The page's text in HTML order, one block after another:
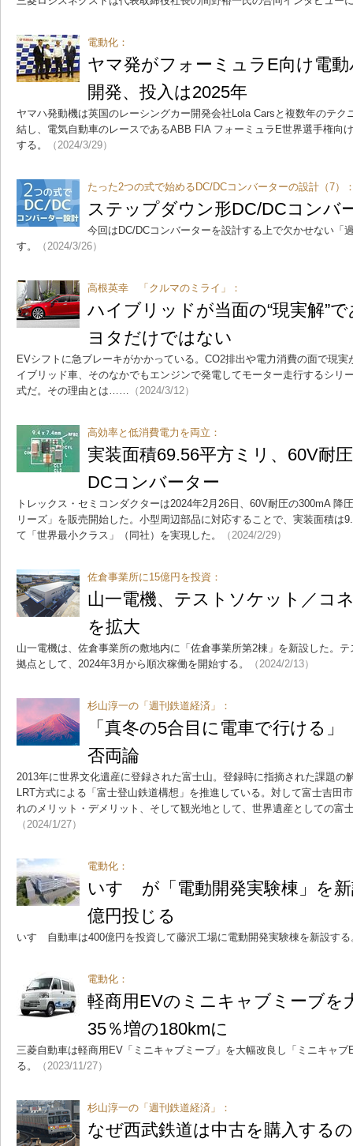
電動化：
ヤマ発がフォーミュラE向け電
開発、投入は2025年
ヤマハ発動機は英国のレーシングカー開発会社Lola Carsと複数年のテク
結し、電気自動車のレースであるABB FIA フォーミュラE世界選手権向
する。
（2024/3/29）
たった2つの式で始めるDC/DCコンバーターの設計（7）
ステップダウン形DC/DCコンバ
今回はDC/DCコンバーターを設計する上で欠かせない「
す。
（2024/3/26）
高根英幸 「クルマのミライ」：
ハイブリッドが当面の“現実解”
ヨタだけではない
EVシフトに急ブレーキがかかっている。CO2排出や電力消費の面で現
イブリッド車、そのなかでもエンジンで発電してモーター走行するシリ
式だ。その理由とは……
（2024/3/12）
高効率と低消費電力を両立：
実装面積69.56平方ミリ、60V耐
DCコンバーター
トレックス・セミコンダクターは2024年2月26日、60V耐圧の300mA 降
リーズ」を販売開始した。小型周辺部品に対応することで、実装面積は
て「世界最小クラス」（同社）を実現した。
（2024/2/29）
佐倉事業所に15億円を投資：
山一電機、テストソケット／コ
を拡大
山一電機は、佐倉事業所の敷地内に「佐倉事業所第2棟」を新設した。
拠点として、2024年3月から順次稼働を開始する。
（2024/2/13）
杉山淳一の「週刊鉄道経済」：
「真冬の5合目に電車で行ける
否両論
2013年に世界文化遺産に登録された富士山。登録時に指摘された課題の
LRT方式による「富士登山鉄道構想」を推進している。対して富士吉田
れのメリット・デメリット、そして観光地として、世界遺産としての富
（2024/1/27）
電動化：
いすゞが「電動開発実験棟」を
億円投じる
いすゞ自動車は400億円を投資して藤沢工場に電動開発実験棟を新設する
電動化：
軽商用EVのミニキャブミーブを
35％増の180kmに
三菱自動車は軽商用EV「ミニキャブミーブ」を大幅改良し「ミニキャ
る。
（2023/11/27）
杉山淳一の「週刊鉄道経済」：
なぜ西武鉄道は中古を購入する